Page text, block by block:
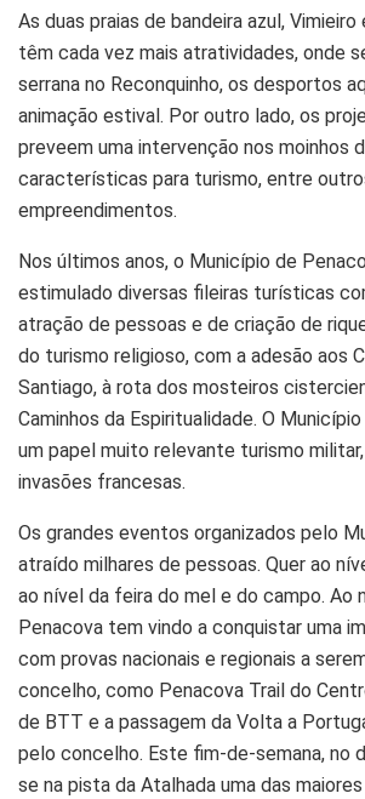
As duas praias de bandeira azul, Vimieiro
têm cada vez mais atratividades, onde
serrana no Reconquinho, os desportos
animação estival. Por outro lado, os
preveem uma intervenção nos moinhos
características para turismo, entre
empreendimentos.
Nos últimos anos, o Município de
estimulado diversas fileiras turísticas
atração de pessoas e de criação de
do turismo religioso, com a adesão aos
Santiago, à rota dos mosteiros
Caminhos da Espiritualidade. O
um papel muito relevante turismo
invasões francesas.
Os grandes eventos organizados pelo
atraído milhares de pessoas. Quer ao
ao nível da feira do mel e do campo. Ao
Penacova tem vindo a conquistar uma
com provas nacionais e regionais a
concelho, como Penacova Trail do
de BTT e a passagem da Volta a
pelo concelho. Este fim-de-semana, no
se na pista da Atalhada uma das